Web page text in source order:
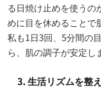
る日焼け止めを使うの
めに目を休めることで
私も1日3回、5分間の
ら、肌の調子が安定し
3. 生活リズムを整